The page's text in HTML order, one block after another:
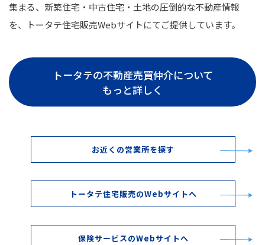
集まる、新築住宅・中古住宅・土地の圧倒的な不動産情報
を、トータテ住宅販売Webサイトにてご提供しています。
トータテの不動産売買仲介について
もっと詳しく
お近くの営業所を探す
トータテ住宅販売のWebサイトへ
保険サービスのWebサイトへ